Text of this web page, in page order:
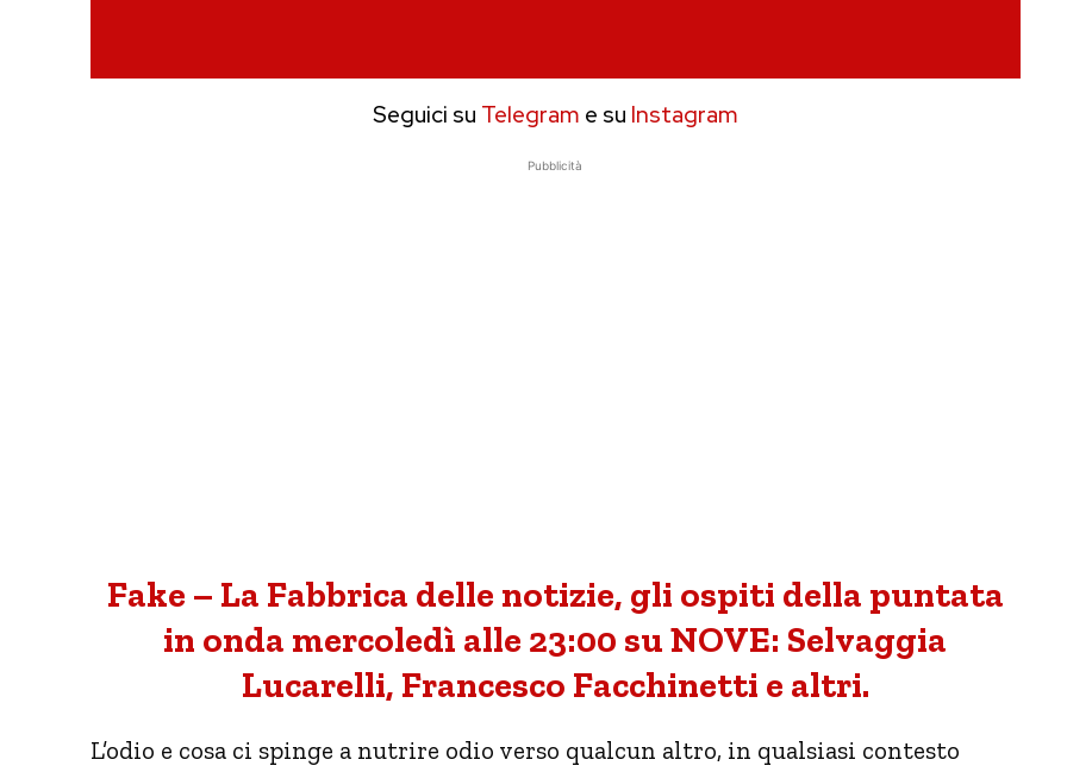
Seguici su Telegram e su Instagram
Pubblicità
Fake – La Fabbrica delle notizie, gli ospiti della puntata
in onda mercoledì alle 23:00 su NOVE: Selvaggia
Lucarelli, Francesco Facchinetti e altri.
L’odio e cosa ci spinge a nutrire odio verso qualcun altro, in qualsiasi contesto